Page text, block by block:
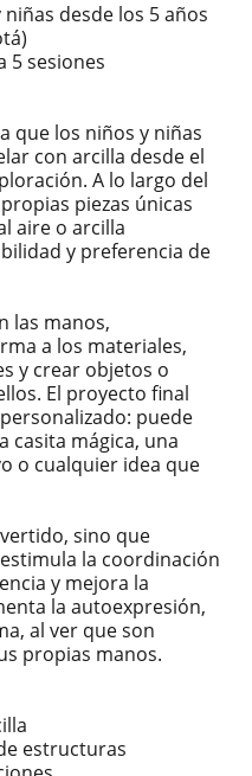
desde los 5 años
5 sesiones
que los niños y niñas
con arcilla desde el
A lo largo del
piezas únicas
aire o arcilla
y preferencia de
las manos,
a los materiales,
y crear objetos o
El proyecto final
puede
casita mágica, una
o cualquier idea que
sino que
la coordinación
y mejora la
la autoexpresión,
al ver que son
propias manos.
estructuras